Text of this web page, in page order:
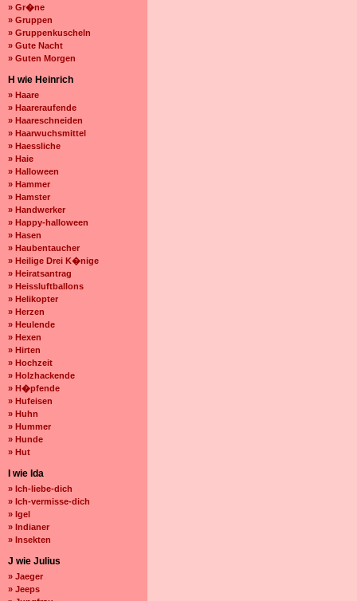
» Gr�ne
» Gruppen
» Gruppenkuscheln
» Gute Nacht
» Guten Morgen
H wie Heinrich
» Haare
» Haareraufende
» Haareschneiden
» Haarwuchsmittel
» Haessliche
» Haie
» Halloween
» Hammer
» Hamster
» Handwerker
» Happy-halloween
» Hasen
» Haubentaucher
» Heilige Drei K�nige
» Heiratsantrag
» Heissluftballons
» Helikopter
» Herzen
» Heulende
» Hexen
» Hirten
» Hochzeit
» Holzhackende
» H�pfende
» Hufeisen
» Huhn
» Hummer
» Hunde
» Hut
I wie Ida
» Ich-liebe-dich
» Ich-vermisse-dich
» Igel
» Indianer
» Insekten
J wie Julius
» Jaeger
» Jeeps